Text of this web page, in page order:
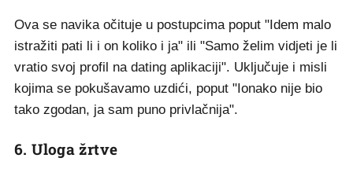
Ova se navika očituje u postupcima poput "Idem malo
istražiti pati li i on koliko i ja" ili "Samo želim vidjeti je li
vratio svoj profil na dating aplikaciji". Uključuje i misli
kojima se pokušavamo uzdići, poput "Ionako nije bio
tako zgodan, ja sam puno privlačnija".
6. Uloga žrtve